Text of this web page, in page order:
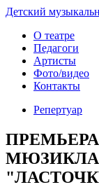
Детский
О театре
Педагоги
Артисты
Фото/видео
Контакты
Репертуар
МЮЗИКЛА